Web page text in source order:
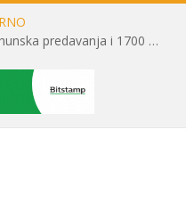
Toni Milun postao “milijarder”! Vrhunska predavanja i 1700 posjetitelja obilježili su mjesec financijske pismenosti